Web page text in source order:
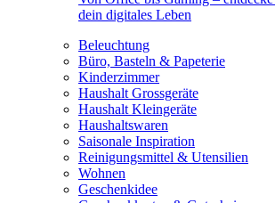
dein digitales Leben
Beleuchtung
Büro, Basteln & Papeterie
Kinderzimmer
Haushalt Grossgeräte
Haushalt Kleingeräte
Haushaltswaren
Saisonale Inspiration
Reinigungsmittel & Utensilien
Wohnen
Geschenkidee